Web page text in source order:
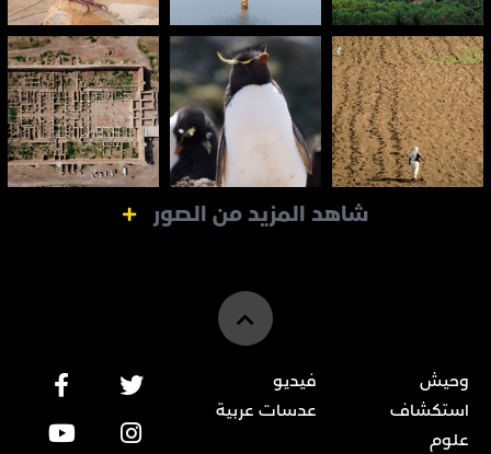
شاهد المزيد من الصور
وحيش
استكشاف
علوم
فيديو
عدسات عربية